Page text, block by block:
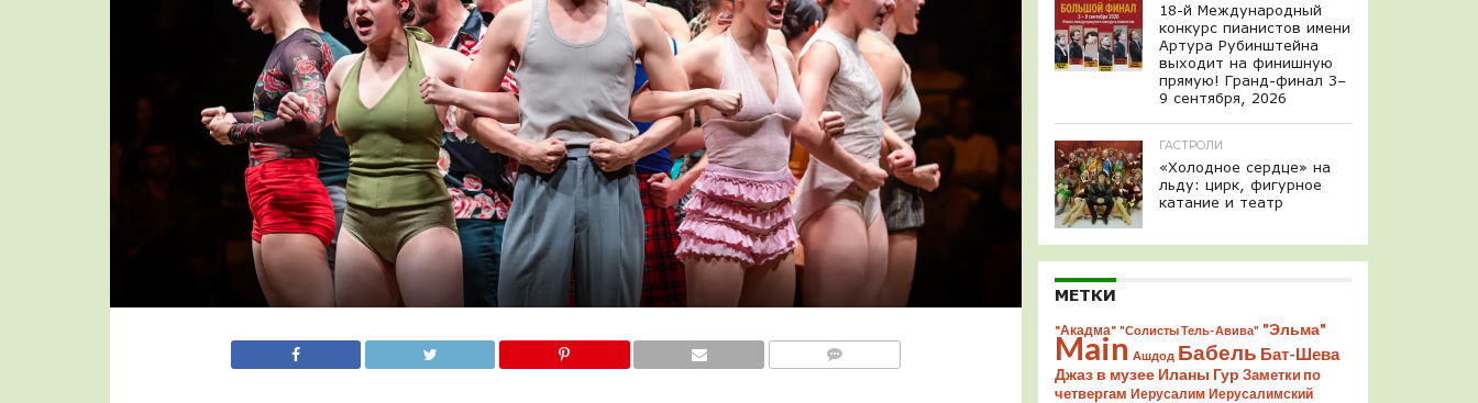
18-й Международный
конкурс пианистов имени
Артура Рубинштейна
выходит на финишную
прямую! Гранд-финал 3–
9 сентября, 2026
ГАСТРОЛИ
«Холодное сердце» на
льду: цирк, фигурное
катание и театр
МЕТКИ
"Акадма" "Солисты Тель-Авива" "Эльма"
Main Ашдод Бабель Бат-Шева
Джаз в музее Иланы Гур Заметки по
четвергам Иерусалим Иерусалимский